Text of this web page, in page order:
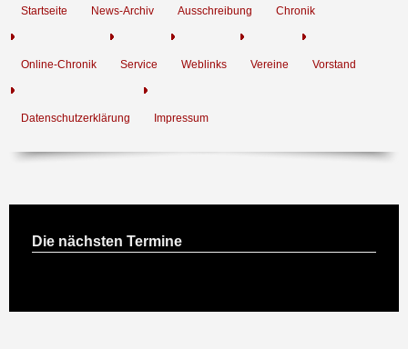
Startseite News-Archiv Ausschreibung Chronik
Online-Chronik Service Weblinks Vereine Vorstand
Datenschutzerklärung Impressum
Die nächsten Termine